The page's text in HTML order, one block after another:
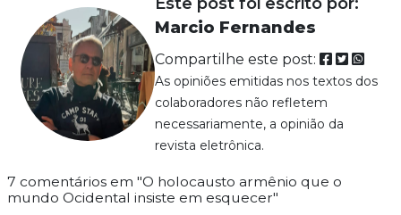
Marcio Fernandes
Compartilhe este post:
As opiniões emitidas nos textos dos
colaboradores não refletem
necessariamente, a opinião da
revista eletrônica.
7 comentários em "O holocausto armênio que o
mundo Ocidental insiste em esquecer"